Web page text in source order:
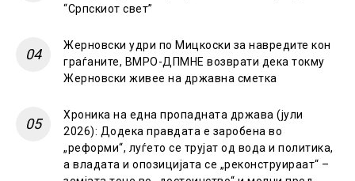
“Српскиот свет”
Жерновски удри по Мицкоски за навредите кон
граѓаните, ВМРО-ДПМНЕ возврати дека токму
Жерновски живее на државна сметка
Хроника на една пропадната држава (јули
2026): Додека правдата е заробена во
„реформи“, луѓето се трујат од вода и политика,
а владата и опозицијата се „реконструираат“ –